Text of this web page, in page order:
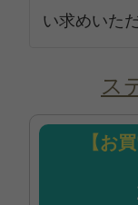
い求めいた
ス
【お